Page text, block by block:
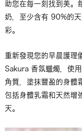
助您在每一刻找到美。
奶，至少含有 90%的
彩。
重新發現您的早晨護
Sakura 香氛蠟燭，使
角質，塗抹豐盈的身體
包括身體乳霜和天然增
天。